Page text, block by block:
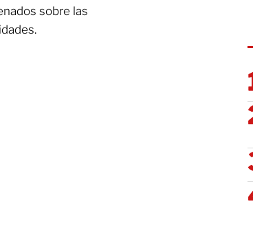
sobre las